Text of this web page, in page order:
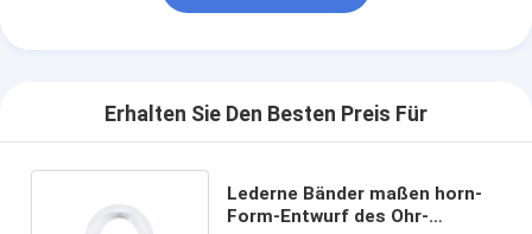
Erhalten Sie Den Besten Preis Für
Lederne Bänder maßen horn-
Form-Entwurf des Ohr-